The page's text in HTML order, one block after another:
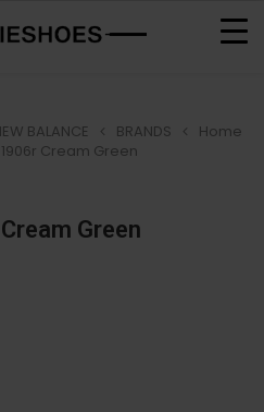
Home
BRANDS
BALANCE
Cream Green
Green